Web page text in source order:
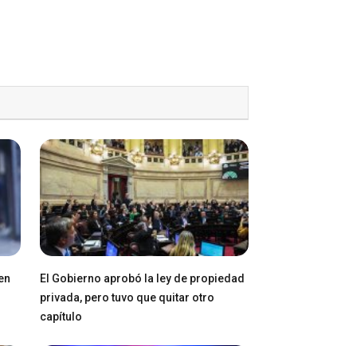
El Gobierno aprobó la ley de propiedad
privada, pero tuvo que quitar otro
capítulo